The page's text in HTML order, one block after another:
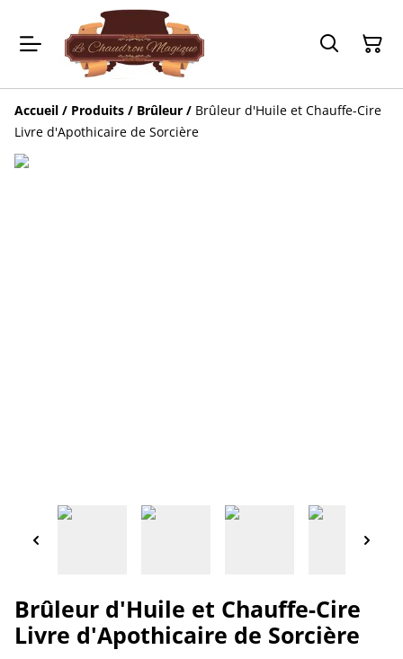
Accueil / Produits / Brûleur / Brûleur d'Huile et Chauffe-Cire
Livre d'Apothicaire de Sorcière
Brûleur d'Huile et Chauffe-Cire
Livre d'Apothicaire de Sorcière